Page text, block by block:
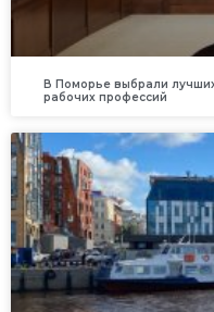
В Поморье выбрали
рабочих профессий